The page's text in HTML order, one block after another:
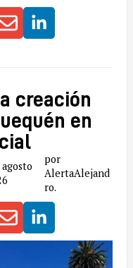
creación
en
por
AlertaAlejand
ro.